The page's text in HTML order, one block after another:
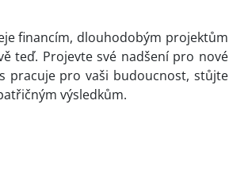
financím, dlouhodobým projektům
teď. Projevte své nadšení pro nové
pracuje pro vaši budoucnost, stůjte
výsledkům.